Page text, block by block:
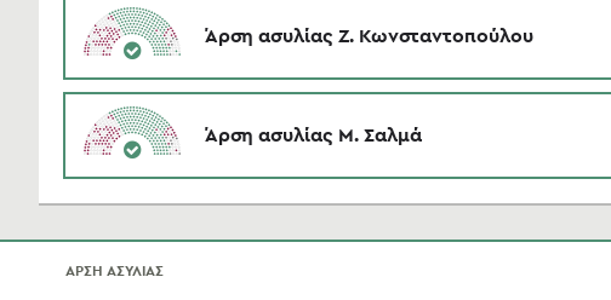
Άρση ασυλίας Ζ. Κωνσταντοπούλου
Άρση ασυλίας Μ. Σαλμά
ΑΡΣΗ ΑΣΥΛΙΑΣ